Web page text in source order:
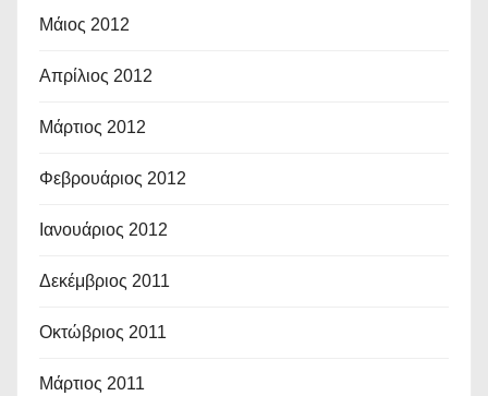
Μάιος 2012
Απρίλιος 2012
Μάρτιος 2012
Φεβρουάριος 2012
Ιανουάριος 2012
Δεκέμβριος 2011
Οκτώβριος 2011
Μάρτιος 2011